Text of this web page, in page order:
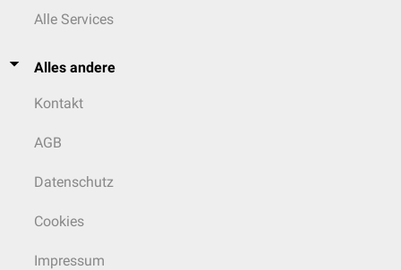
Alle Services
Alles andere
Kontakt
AGB
Datenschutz
Cookies
Impressum